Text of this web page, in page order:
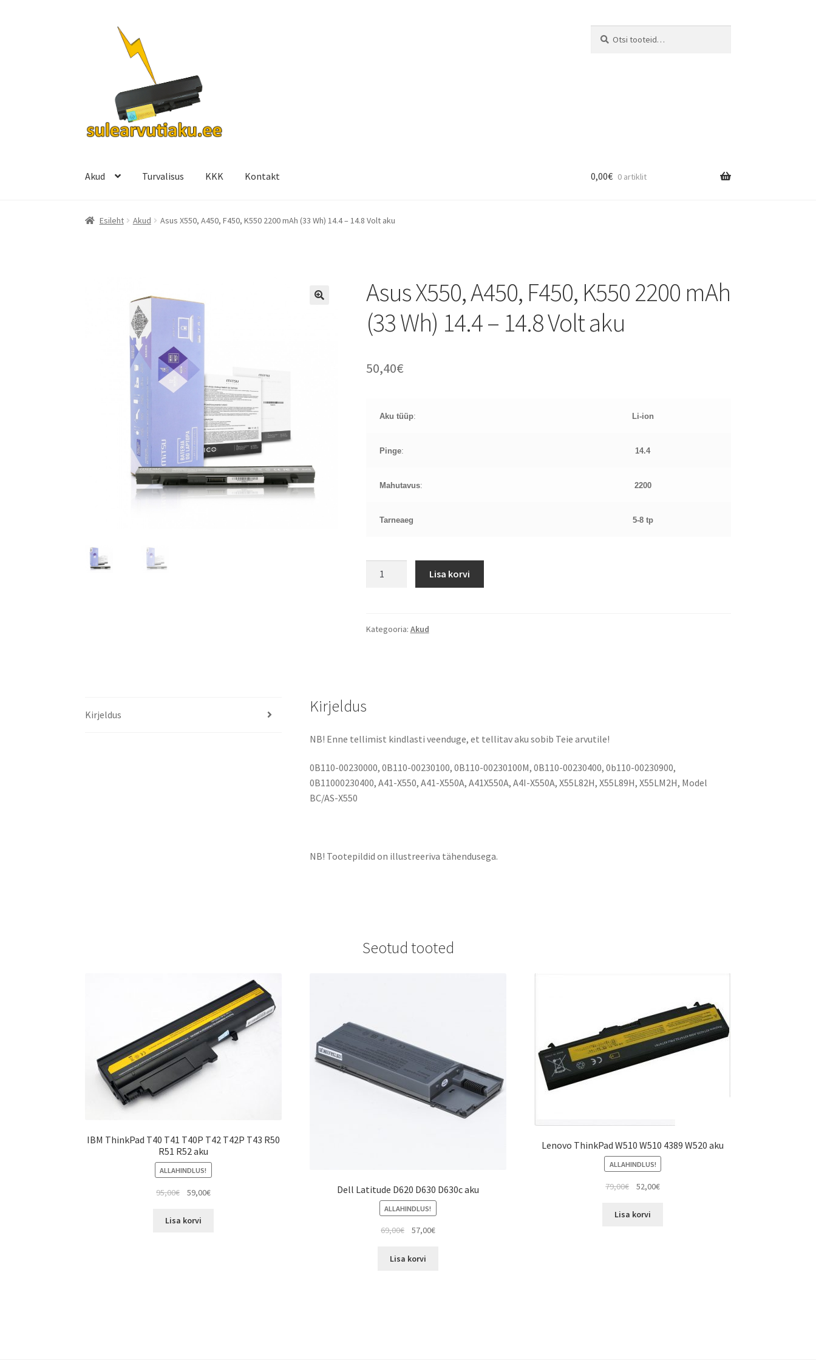
navigeerimisele
Akud Turvalisus KKK Kontakt 0,00€ 0 artiklit
Esileht Akud Asus X550, A450, F450, K550 2200 mAh (33 Wh) 14.4 – 14.8 Volt aku
Asus X550, A450, F450, K550 2200 mAh
(33 Wh) 14.4 – 14.8 Volt aku
50,40€
Aku tüüp: Li-ion
Pinge: 14.4
Mahutavus: 2200
Tarneaeg 5-8 tp
K550
14.4
14.8
aku
kogus
Lisa korvi
Kategooria: Akud
Kirjeldus Kirjeldus
NB! Enne tellimist kindlasti veenduge, et tellitav aku sobib Teie arvutile!
0B110-00230000, 0B110-00230100, 0B110-00230100M, 0B110-00230400, 0b110-00230900,
0B11000230400, A41-X550, A41-X550A, A41X550A, A4I-X550A, X55L82H, X55L89H, X55LM2H, Model
BC/AS-X550
NB! Tootepildid on illustreeriva tähendusega.
Seotud tooted
IBM ThinkPad T40 T41 T40P T42 T42P T43 R50
R51 R52 aku
ALLAHINDLUS!
95,00€
Algne
oli:
59,00€Current
Lisa korvi
Dell Latitude D620 D630 D630c aku
ALLAHINDLUS!
69,00€
Algne
oli:
57,00€Current
Lisa korvi
Lenovo ThinkPad W510 W510 4389 W520 aku
ALLAHINDLUS!
79,00€
Algne
oli:
52,00€Current
Lisa korvi